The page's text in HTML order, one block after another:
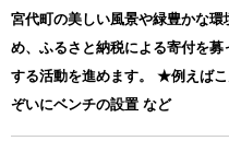
宮代町の美しい風景や緑豊かな
め、ふるさと納税による寄付を
する活動を進めます。 ★例えば
ぞいにベンチの設置 など